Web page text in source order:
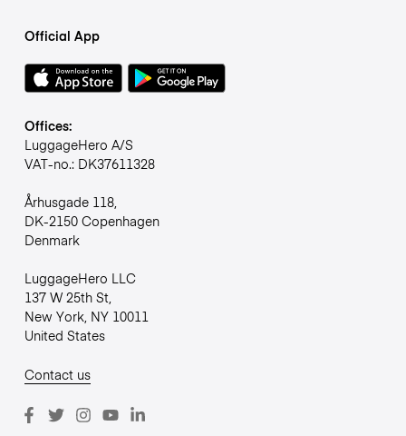
Official App
Offices:
LuggageHero A/S
VAT-no.: DK37611328
Århusgade 118,
DK-2150 Copenhagen
Denmark
LuggageHero LLC
137 W 25th St,
New York, NY 10011
United States
Contact us